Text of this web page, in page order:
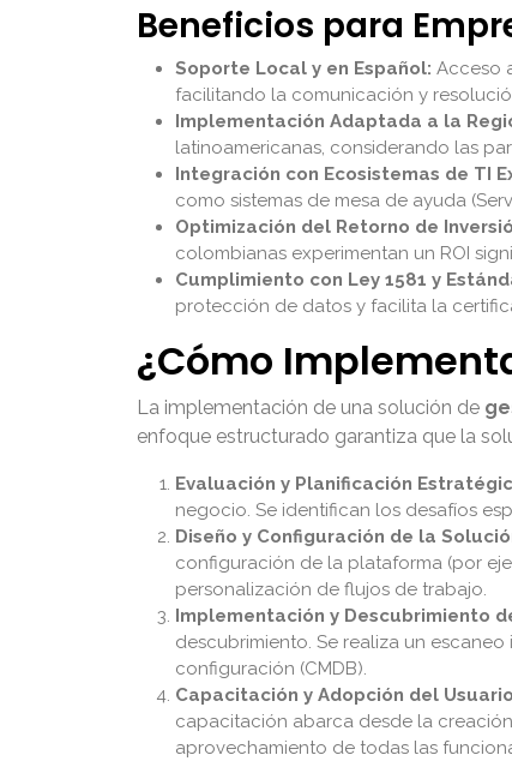
Beneficios para
Soporte Local y en Español: Acceso
facilitando la comunicación y
Implementación Adaptada a la
latinoamericanas, considerando las
Integración con Ecosistemas de TI
como sistemas de mesa de ayuda
Optimización del Retorno de
colombianas experimentan un ROI
Cumplimiento con Ley 1581 y
protección de datos y facilita la
¿Cómo
La implementación de una solución de
enfoque estructurado garantiza que la
Evaluación y Planificación
negocio. Se identifican los desafíos
Diseño y Configuración de la
configuración de la plataforma (por
personalización de flujos de trabajo.
Implementación y Descubrimiento
descubrimiento. Se realiza un
configuración (CMDB).
Capacitación y Adopción del
capacitación abarca desde la
aprovechamiento de todas las